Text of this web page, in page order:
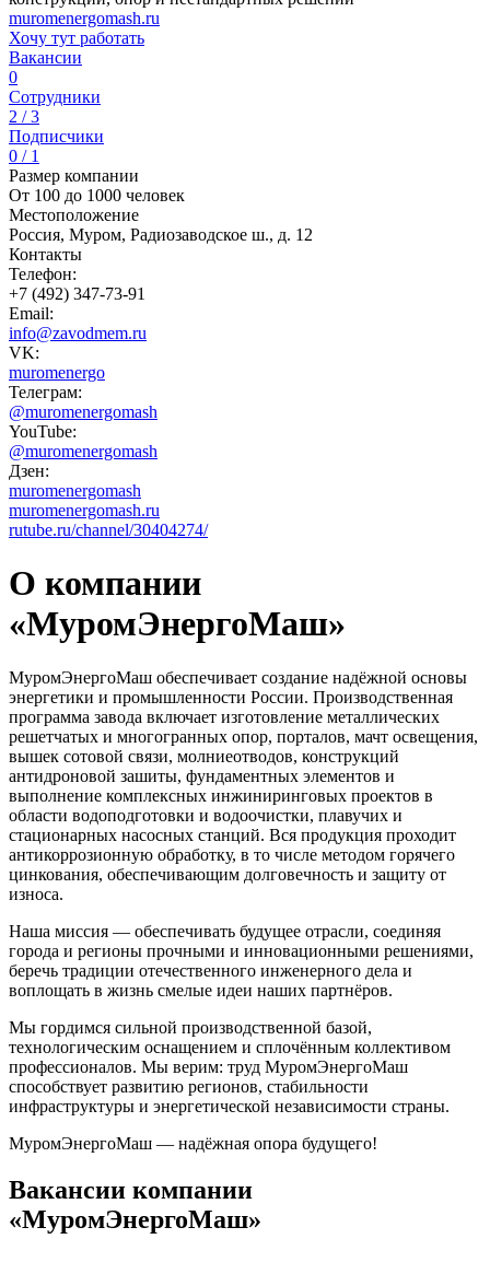
muromenergomash.ru
Хочу тут работать
Вакансии
0
Сотрудники
2 / 3
Подписчики
0 / 1
Размер компании
От 100 до 1000 человек
Местоположение
Россия, Муром, Радиозаводское ш., д. 12
Контакты
Телефон:
+7 (492) 347-73-91
Email:
info@zavodmem.ru
VK:
muromenergo
Телеграм:
@muromenergomash
YouTube:
@muromenergomash
Дзен:
muromenergomash
muromenergomash.ru
rutube.ru/channel/30404274/
О компании
«МуромЭнергоМаш»
МуромЭнергоМаш обеспечивает создание надёжной основы
энергетики и промышленности России. Производственная
программа завода включает изготовление металлических
решетчатых и многогранных опор, порталов, мачт освещения,
вышек сотовой связи, молниеотводов, конструкций
антидроновой зашиты, фундаментных элементов и
выполнение комплексных инжиниринговых проектов в
области водоподготовки и водоочистки, плавучих и
стационарных насосных станций. Вся продукция проходит
антикоррозионную обработку, в то числе методом горячего
цинкования, обеспечивающим долговечность и защиту от
износа.
Наша миссия — обеспечивать будущее отрасли, соединяя
города и регионы прочными и инновационными решениями,
беречь традиции отечественного инженерного дела и
воплощать в жизнь смелые идеи наших партнёров.
Мы гордимся сильной производственной базой,
технологическим оснащением и сплочённым коллективом
профессионалов. Мы верим: труд МуромЭнергоМаш
способствует развитию регионов, стабильности
инфраструктуры и энергетической независимости страны.
МуромЭнергоМаш — надёжная опора будущего!
Вакансии компании
«МуромЭнергоМаш»